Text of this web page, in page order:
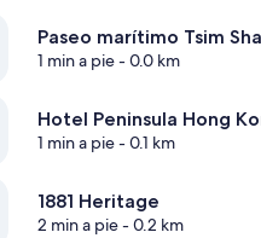
Paseo marítimo Tsim
1 min a pie- 0.0 km
Hotel Peninsula Hong
1 min a pie- 0.1 km
1881 Heritage
2 min a pie- 0.2 km